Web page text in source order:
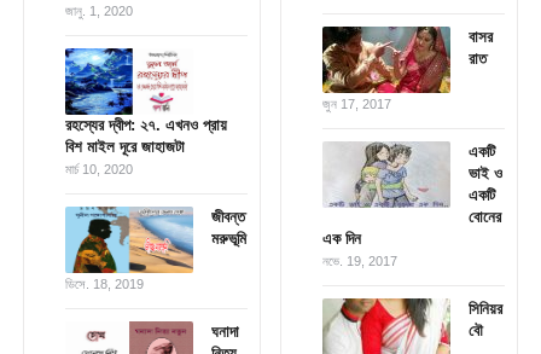
জানু. 1, 2020
রহস্যের দ্বীপ: ২৭. এখনও প্রায়
বিশ মাইল দূরে জাহাজটা
মার্চ 10, 2020
জীবন্ত
মরুভূমি
ডিসে. 18, 2019
ঘনাদা
বাসর
রাত
জুন 17, 2017
একটি
ভাই ও
একটি
বোনের
এক দিন
নভে. 19, 2017
সিনিয়র
বৌ